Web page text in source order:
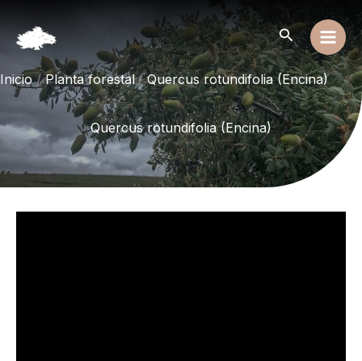
contenido
Buscar
Inicio Planta forestal Quercus rotundifolia (Encina)
Quercus rotundifolia (Encina)